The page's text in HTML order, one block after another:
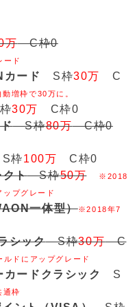
万C枠0
ド
ード S枠30万
C
増枠で30万に。
30万
C枠0
S枠80万C枠0
枠100万 C枠0
クトS枠50万
※2018
プグレード
一体型）※2018年7
シックS枠30万C
ドにアップグレード
ードクラシック
S
通枠